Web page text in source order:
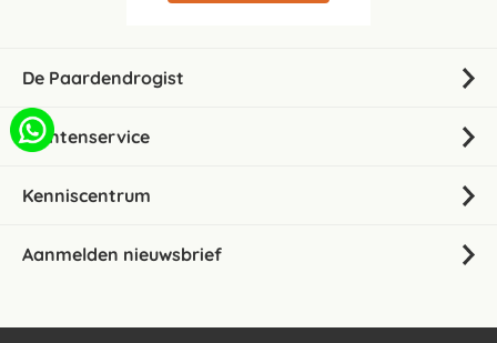
De Paardendrogist
Klantenservice
Kenniscentrum
Aanmelden nieuwsbrief